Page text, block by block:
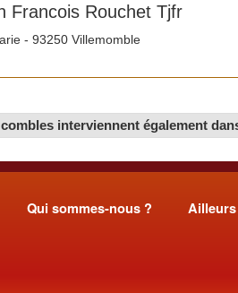
Francois Rouchet Tjfr
- 93250 Villemomble
interviennent également
Qui sommes-nous ?